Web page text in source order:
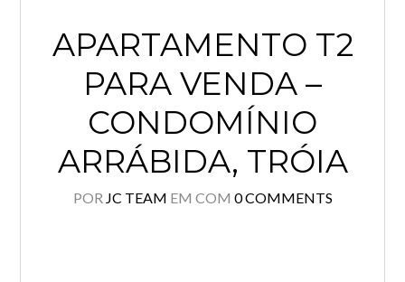
APARTAMENTO T2
PARA VENDA –
CONDOMÍNIO
ARRÁBIDA, TRÓIA
POR JC TEAM EM COM 0 COMMENTS